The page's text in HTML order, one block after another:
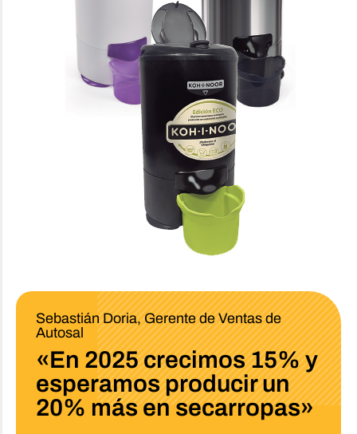
Sebastián Doria, Gerente de Ventas de
Autosal
«En 2025 crecimos 15% y
esperamos producir un
20% más en secarropas»